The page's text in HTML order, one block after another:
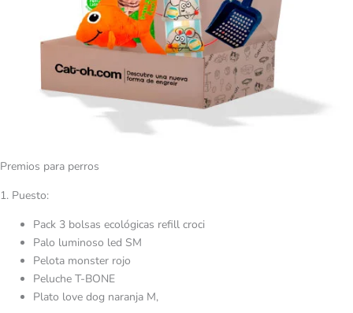
Premios para perros
1. Puesto:
Pack 3 bolsas ecológicas refill croci
Palo luminoso led SM
Pelota monster rojo
Peluche T-BONE
Plato love dog naranja M,